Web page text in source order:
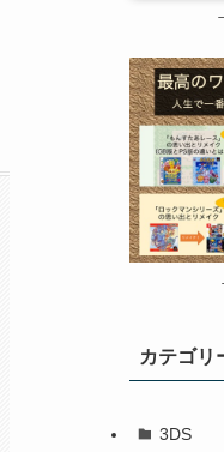
カテゴリ
3DS